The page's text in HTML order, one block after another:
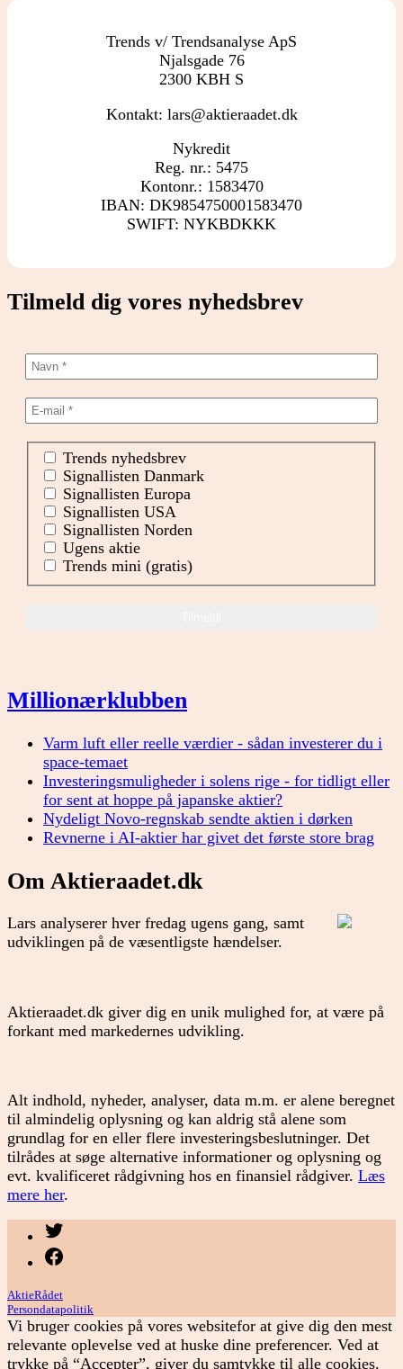
Trends v/ Trendsanalyse ApS
Njalsgade 76
2300 KBH S
Kontakt: lars@aktieraadet.dk
Nykredit
Reg. nr.: 5475
Kontonr.: 1583470
IBAN: DK9854750001583470
SWIFT: NYKBDKKK
Tilmeld dig vores nyhedsbrev
Trends nyhedsbrev
Signallisten Danmark
Signallisten Europa
Signallisten USA
Signallisten Norden
Ugens aktie
Trends mini (gratis)
Millionærklubben
Varm luft eller reelle værdier - sådan investerer du i
space-temaet
Investeringsmuligheder i solens rige - for tidligt eller
for sent at hoppe på japanske aktier?
Nydeligt Novo-regnskab sendte aktien i dørken
Revnerne i AI-aktier har givet det første store brag
Om Aktieraadet.dk
Lars analyserer hver fredag ugens gang, samt
udviklingen på de væsentligste hændelser.
Aktieraadet.dk giver dig en unik mulighed for, at være på
forkant med markedernes udvikling.
Alt indhold, nyheder, analyser, data m.m. er alene beregnet
til almindelig oplysning og kan aldrig stå alene som
grundlag for en eller flere investeringsbeslutninger. Det
tilrådes at søge alternative informationer og oplysning og
evt. kvalificeret rådgivning hos en finansiel rådgiver. Læs
mere her.
AktieRådet
Persondatapolitik
Vi bruger cookies på vores websitefor at give dig den mest
relevante oplevelse ved at huske dine preferencer. Ved at
trykke på “Accepter”, giver du samtykke til alle cookies.